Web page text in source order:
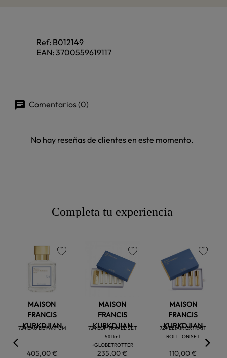
Ref: B012149
EAN: 3700559619117
Comentarios (0)
No hay reseñas de clientes en este momento.
Completa tu experiencia
MAISON
FRANCIS
KURKDJIAN
724 EAU DE PARFUM
405,00 €
MAISON
FRANCIS
KURKDJIAN
724 EDP TRAVEL SET
5X11ml
+GLOBETROTTER
235,00 €
favorite
MAISON
FRANCIS
KURKDJIAN
724 ELIXIR EXTRAIT
ROLL-ON SET
110,00 €
favorite